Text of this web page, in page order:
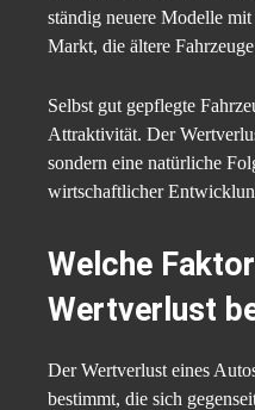
ständig neuere Modelle
Markt, die ältere
Selbst gut gepflegte
Attraktivität. Der
sondern eine natürliche
wirtschaftlicher
Welche
Wertverlust
Der Wertverlust eines
bestimmt, die sich